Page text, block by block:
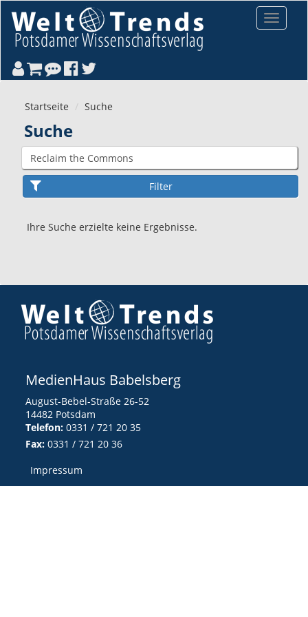
Toggle
Startseite Suche
Suche
Ihre Suche erzielte keine Ergebnisse.
MedienHaus Babelsberg
August-Bebel-Straße 26-52
14482 Potsdam
Telefon: 0331 / 721 20 35
Fax: 0331 / 721 20 36
Impressum